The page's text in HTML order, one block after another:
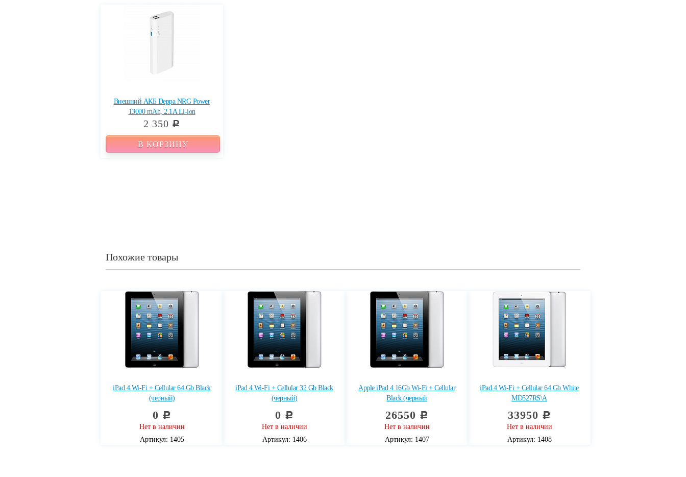
Внешний АКБ Deppa NRG Power
13000 mAh, 2.1A Li-ion
2 350 c
В КОРЗИНУ
Похожие товары
iPad 4 Wi-Fi + Cellular 64 Gb Black
(черный)
0 c
Нет в наличии
Артикул: 1405
iPad 4 Wi-Fi + Cellular 32 Gb Black
(черный)
0 c
Нет в наличии
Артикул: 1406
Apple iPad 4 16Gb Wi-Fi + Cellular
Black (черный
26550 c
Нет в наличии
Артикул: 1407
iPad 4 Wi-Fi + Cellular 64 Gb White
MD527RS\A
33950 c
Нет в наличии
Артикул: 1408